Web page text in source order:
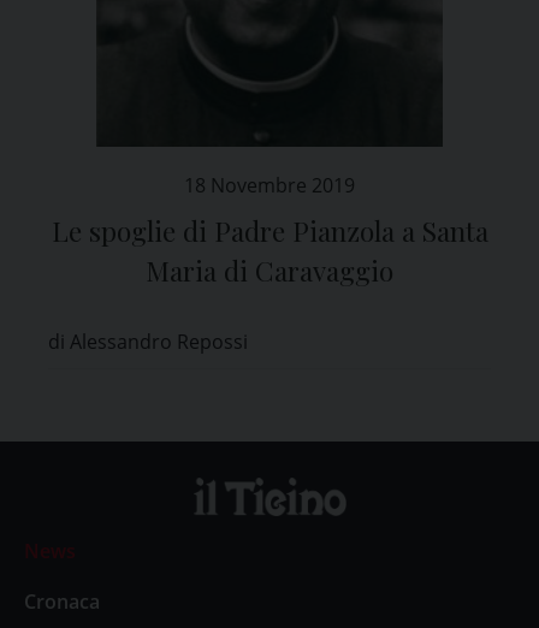
18 Novembre 2019
Le spoglie di Padre Pianzola a Santa
Maria di Caravaggio
di Alessandro Repossi
News
Cronaca